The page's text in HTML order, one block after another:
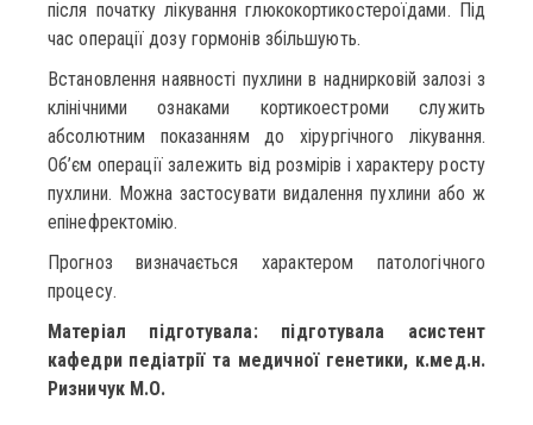
після початку лікування глюкокортикостероїдами. Під
час операції дозу гормонів збільшують.
Встановлення наявності пухлини в наднирковій залозі з
клінічними ознаками кортикоестроми служить
абсолютним показанням до хірургічного лікування.
Об’єм операції залежить від розмірів і характеру росту
пухлини. Можна застосувати видалення пухлини або ж
епінефректомію.
Прогноз визначається характером патологічного
процесу.
Матеріал підготувала: підготувала асистент
кафедри педіатрії та медичної генетики, к.мед.н.
Ризничук М.О.